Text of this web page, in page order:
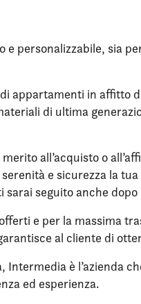
personalizzabile, sia
appartamenti in
di ultima
all’acquisto o
e sicurezza la
seguito anche
e per la massima
al cliente di
è l’azienda
ed esperienza.